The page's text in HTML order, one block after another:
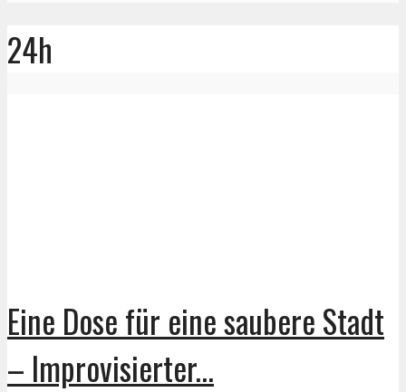
24h
Eine Dose für eine saubere Stadt
– Improvisierter...